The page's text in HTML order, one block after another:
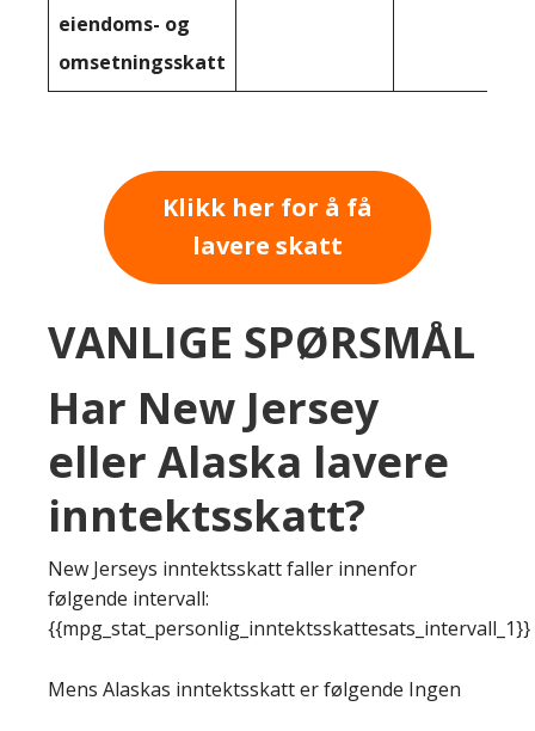
eiendoms- og
omsetningsskatt
Klikk her for å få
lavere skatt
VANLIGE SPØRSMÅL
Har New Jersey
eller Alaska lavere
inntektsskatt?
New Jerseys inntektsskatt faller innenfor
følgende intervall:
{{mpg_stat_personlig_inntektsskattesats_intervall_1}}
Mens Alaskas inntektsskatt er følgende Ingen